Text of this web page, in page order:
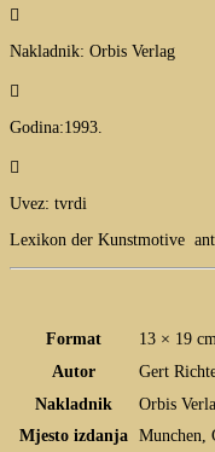

Nakladnik: Orbis Verlag

Godina:1993.

Uvez: tvrdi
Lexikon der Kunstmotive
Format
13 × 19
Autor
Gert
Nakladnik
Orbis
Mjesto izdanja Munchen,